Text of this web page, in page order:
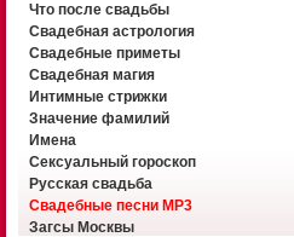
Что после свадьбы
Свадебная астрология
Свадебные приметы
Свадебная магия
Интимные стрижки
Значение фамилий
Имена
Сексуальный гороскоп
Русская свадьба
Свадебные песни MP3
Загсы Москвы